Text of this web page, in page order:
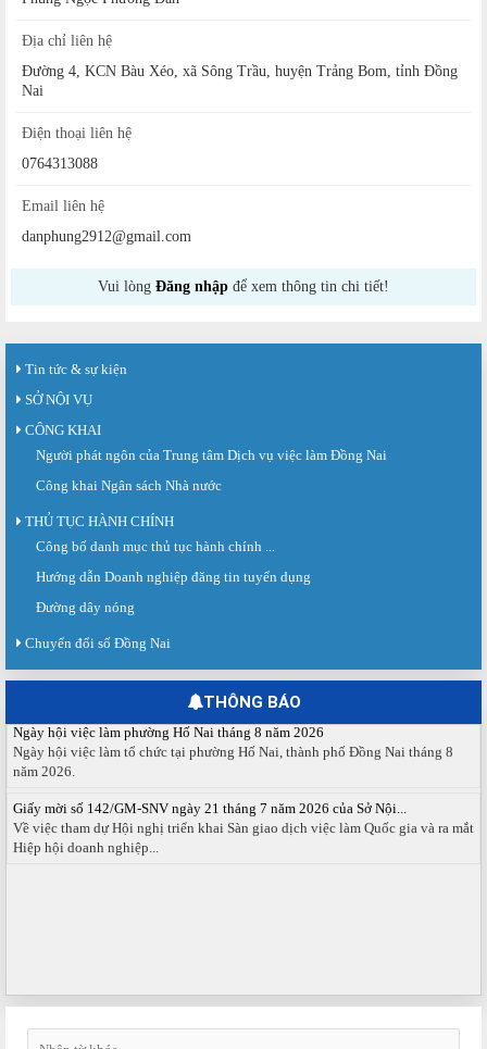
Địa chỉ liên hệ
Đường 4, KCN Bàu Xéo, xã Sông Trầu, huyện Trảng Bom, tỉnh Đồng
Nai
Điện thoại liên hệ
0764313088
Email liên hệ
danphung2912@gmail.com
Vui lòng Đăng nhập để xem thông tin chi tiết!
Tin tức & sự kiện
SỞ NỘI VỤ
CÔNG KHAI
Người phát ngôn của Trung tâm Dịch vụ việc làm Đồng Nai
Công khai Ngân sách Nhà nước
THỦ TỤC HÀNH CHÍNH
Công bố danh mục thủ tục hành chính ...
Hướng dẫn Doanh nghiệp đăng tin tuyển dụng
Đường dây nóng
Chuyển đổi số Đồng Nai
THÔNG BÁO
Sàn giao dịch việc làm lần thứ 08 năm 2026: Hơn 4.300 cơ hội...
Sáng ngày 03/8/2026, Trung tâm Dịch vụ việc làm Đồng Nai tổ chức Sàn giao
Báo cáo kết quả tổ chức Sàn giao dịch việc làm lần thứ 08/2026 ngày 03
tháng 08 năm 2026.
Ngày hội việc làm phường Hố Nai tháng 8 năm 2026
Ngày hội việc làm tổ chức tại phường Hố Nai, thành phố Đồng Nai tháng 8
năm 2026.
Về việc tham dự Hội nghị triển khai Sàn giao dịch việc làm Quốc gia và ra mắt
Hiệp hội doanh nghiệp...